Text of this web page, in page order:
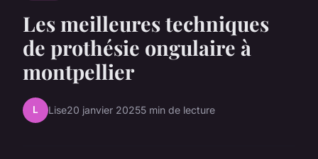
Les meilleures techniques
de prothésie ongulaire à
montpellier
L Lise20 janvier 20255 min de lecture